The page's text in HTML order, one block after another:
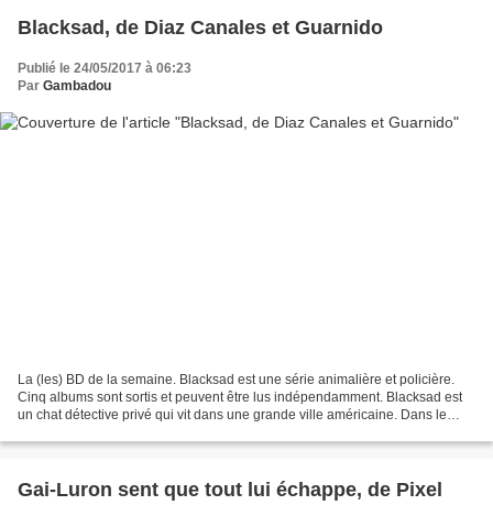
Blacksad, de Diaz Canales et Guarnido
Publié le 24/05/2017 à 06:23
Par Gambadou
La (les) BD de la semaine. Blacksad est une série animalière et policière.
Cinq albums sont sortis et peuvent être lus indépendamment. Blacksad est
un chat détective privé qui vit dans une grande ville américaine. Dans le
Gai-Luron sent que tout lui échappe, de Pixel